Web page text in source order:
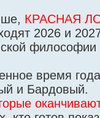
КРАСНАЯ
2026 и
философии
время
и Бардовый.